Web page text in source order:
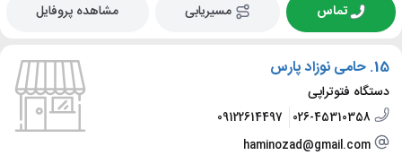
تماس مسیریابی مشاهده پروفایل
15. حامی نوزاد پارس
دستگاه فتوتراپی
026-45310358
09122614497
haminozad@gmail.com